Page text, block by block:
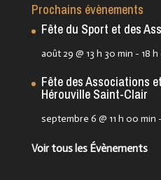
Prochains évènements
Fête du Sport et des
août 29 @ 13 h 30 min - 18
Fête des Associations
Hérouville Saint-Clair
septembre 6 @ 11 h 00 min -
Voir tous les Évènements